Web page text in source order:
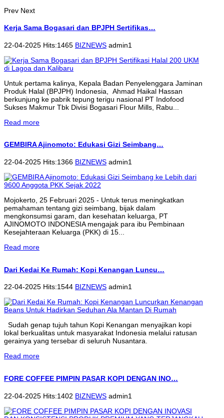
Prev Next
Kerja Sama Bogasari dan BPJPH Sertifikas…
22-04-2025 Hits:1465 BIZNEWS admin1
Untuk pertama kalinya, Kepala Badan Penyelenggara Jaminan
Produk Halal (BPJPH) Indonesia, Ahmad Haikal Hassan
berkunjung ke pabrik tepung terigu nasional PT Indofood
Sukses Makmur Tbk Divisi Bogasari Flour Mills, Rabu...
Read more
GEMBIRA Ajinomoto: Edukasi Gizi Seimbang…
22-04-2025 Hits:1366 BIZNEWS admin1
Mojokerto, 25 Februari 2025 - Untuk terus meningkatkan
pemahaman tentang gizi seimbang, bijak dalam
mengkonsumsi garam, dan kesehatan keluarga, PT
AJINOMOTO INDONESIA mengajak para ibu Pembinaan
Kesejahteraan Keluarga (PKK) di 15...
Read more
Dari Kedai Ke Rumah: Kopi Kenangan Luncu…
22-04-2025 Hits:1544 BIZNEWS admin1
Sudah genap tujuh tahun Kopi Kenangan menyajikan kopi
lokal berkualitas untuk masyarakat Indonesia melalui ratusan
gerainya yang tersebar di seluruh Nusantara.
Read more
FORE COFFEE PIMPIN PASAR KOPI DENGAN INO…
22-04-2025 Hits:1402 BIZNEWS admin1